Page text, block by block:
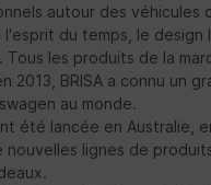
autour des véhicules
du temps, le
les produits de la
2013, BRISA a connu
au monde.
été lancée en Australie,
nouvelles lignes de